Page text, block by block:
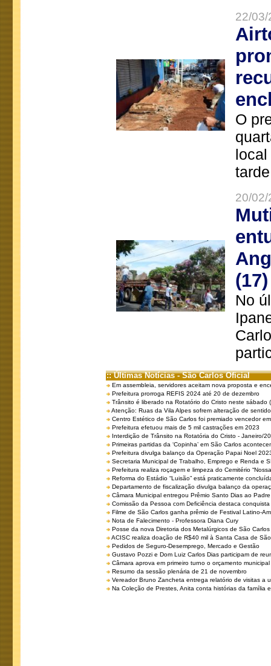
22/
O
20/
(17)
No
:: Últimas Notícias - São Carlos Oficial
Em assembleia, servidores aceitam nova proposta e
Prefeitura prorroga REFIS 2024 até 20 de dezembro
Trânsito é liberado na Rotatório do Cristo neste sábado
Atenção: Ruas da Vila Alpes sofrem alteração de
Centro Estético de São Carlos foi premiado vencedor
Prefeitura efetuou mais de 5 mil castrações em 2023
Interdição de Trânsito na Rotatória do Cristo - Janeiro/
Primeiras partidas da ‘Copinha’ em São Carlos
Prefeitura divulga balanço da Operação Papai Noel
Secretaria Municipal de Trabalho, Emprego e Renda e
Prefeitura realiza roçagem e limpeza do Cemitério
Reforma do Estádio “Luisão” está praticamente
Departamento de fiscalização divulga balanço da
Câmara Municipal entregou Prêmio Santo Dias ao
Comissão da Pessoa com Deficiência destaca
Filme de São Carlos ganha prêmio de Festival Latino-
Nota de Falecimento - Professora Diana Cury
Posse da nova Diretoria dos Metalúrgicos de São
ACISC realiza doação de R$40 mil à Santa Casa de
Pedidos de Seguro-Desemprego, Mercado e Gestão
Gustavo Pozzi e Dom Luiz Carlos Dias participam de
Câmara aprova em primeiro turno o orçamento
Resumo da sessão plenária de 21 de novembro
Vereador Bruno Zancheta entrega relatório de visitas a
Na Coleção de Prestes, Anita conta histórias da família